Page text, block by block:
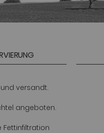
versandt.
angeboten.
Fettinfiltration